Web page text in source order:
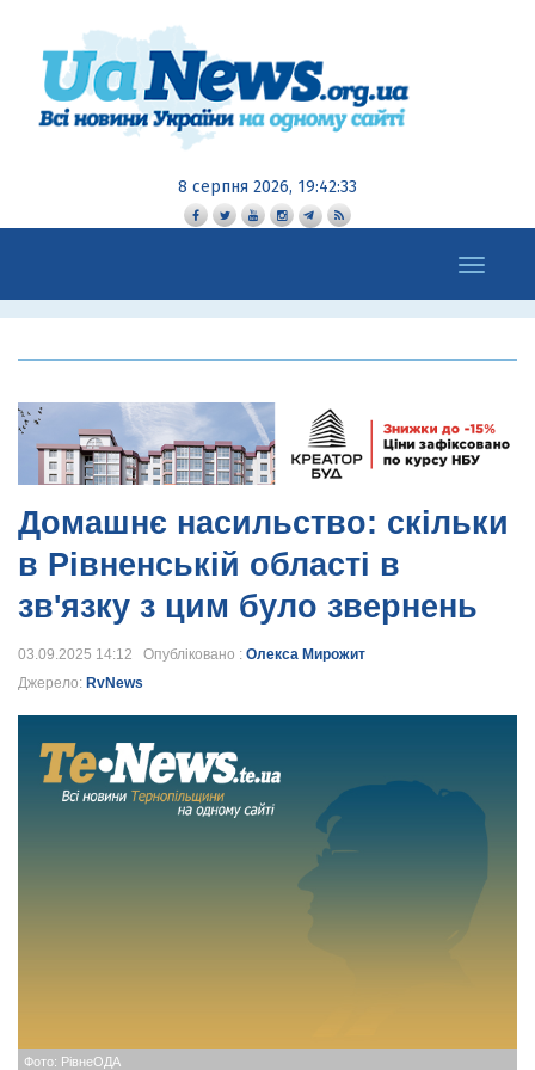
8 серпня 2026, 19:42:34
Toggle
navigation
Домашнє насильство: скільки
в Рівненській області в
зв'язку з цим було звернень
03.09.2025 14:12 Опубліковано : Олекса Мирожит
Джерело: RvNews
Фото: РівнеОДА